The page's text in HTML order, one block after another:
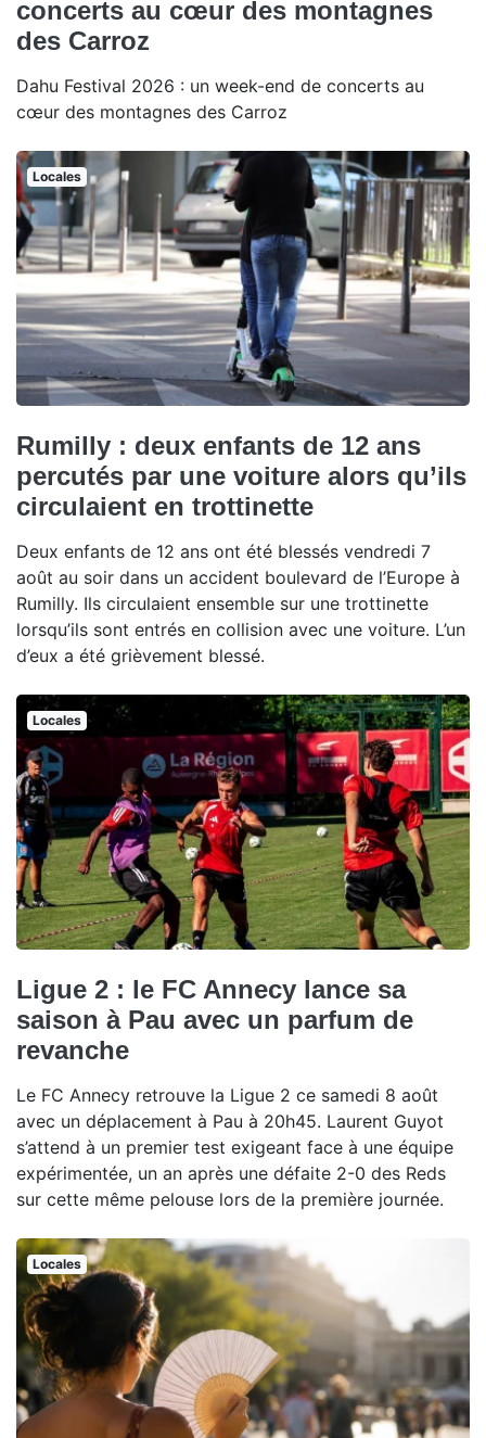
concerts au cœur des montagnes
des Carroz
Dahu Festival 2026 : un week-end de concerts au
cœur des montagnes des Carroz
Locales
Rumilly : deux enfants de 12 ans
percutés par une voiture alors qu’ils
circulaient en trottinette
Deux enfants de 12 ans ont été blessés vendredi 7
août au soir dans un accident boulevard de l’Europe à
Rumilly. Ils circulaient ensemble sur une trottinette
lorsqu’ils sont entrés en collision avec une voiture. L’un
d’eux a été grièvement blessé.
Locales
Ligue 2 : le FC Annecy lance sa
saison à Pau avec un parfum de
revanche
Le FC Annecy retrouve la Ligue 2 ce samedi 8 août
avec un déplacement à Pau à 20h45. Laurent Guyot
s’attend à un premier test exigeant face à une équipe
expérimentée, un an après une défaite 2-0 des Reds
sur cette même pelouse lors de la première journée.
Locales